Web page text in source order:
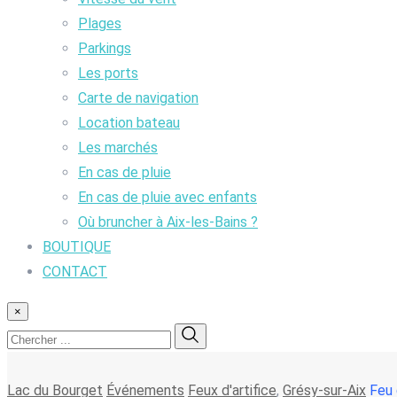
Plages
Parkings
Les ports
Carte de navigation
Location bateau
Les marchés
En cas de pluie
En cas de pluie avec enfants
Où bruncher à Aix-les-Bains ?
BOUTIQUE
CONTACT
×
Lac du Bourget Événements Feux d'artifice, Grésy-sur-Aix Feu